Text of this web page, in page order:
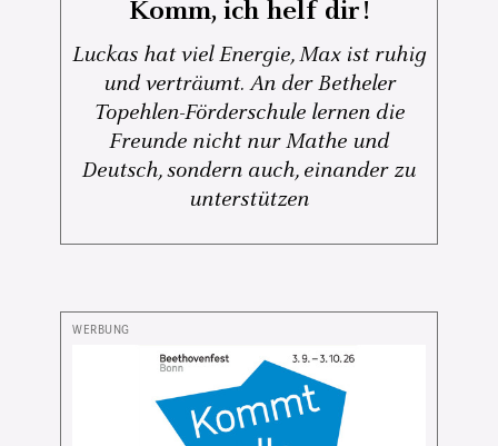
Komm, ich helf dir!
Luckas hat viel Energie, Max ist ruhig
und verträumt. An der Betheler
Topehlen-Förderschule lernen die
Freunde nicht nur Mathe und
Deutsch, sondern auch, einander zu
unterstützen